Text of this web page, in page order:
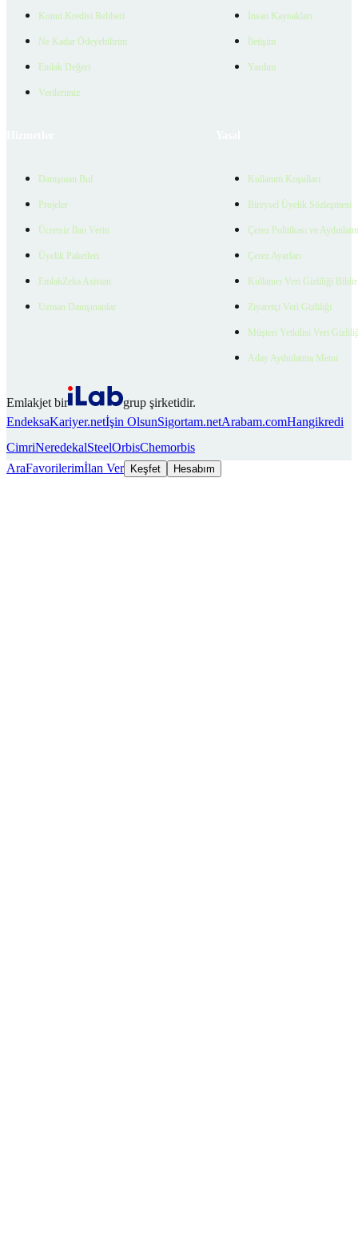
Konut Kredisi Rehberi
Ne Kadar Ödeyebilirim
Emlak Değeri
Verilerimiz
İnsan Kaynakları
İletişim
Yardım
Danışman Bul
Projeler
Ücretsiz İlan Verin
Üyelik Paketleri
EmlakZeka Asistan
Uzman Danışmanlar
Kullanım Koşulları
Bireysel Üyelik Sözleşmesi
Çerez Politikası ve
Çerez Ayarları
Kullanıcı Veri Gizliliği
Ziyaretçi Veri Gizliliği
Müşteri Yetkilisi Veri
Aday Aydınlatma Metni
Emlakjet bir
grup şirketidir.
EndeksaKariyer.netİşin OlsunSigortam.netArabam.comHangikredi
CimriNeredekalSteelOrbisChemorbis
AraFavorilerimİlan Ver Keşfet Hesabım